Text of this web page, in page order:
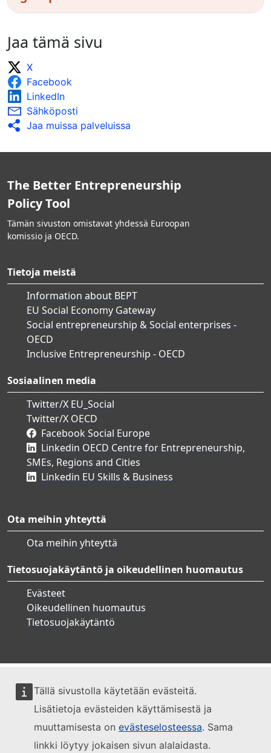
Tällä sivustolla käytetään evästeitä.
Lisätietoja evästeiden käyttämisestä ja
muuttamisesta on evästeselosteessa. Sama
linkki löytyy jokaisen sivun alalaidasta.
Jaa tämä sivu
X
Facebook
LinkedIn
Sähköposti
Jaa muissa palveluissa
The Better Entrepreneurship
Policy Tool
Tämän sivuston omistavat yhdessä Euroopan
komissio ja OECD.
Tietoja meistä
Information about BEPT
EU Social Economy Gateway
Social entrepreneurship & Social enterprises -
OECD
Inclusive Entrepreneurship - OECD
Sosiaalinen media
Twitter/X EU_Social
Twitter/X OECD
Facebook Social Europe
Linkedin OECD Centre for Entrepreneurship,
SMEs, Regions and Cities
Linkedin EU Skills & Business
Ota meihin yhteyttä
Ota meihin yhteyttä
Tietosuojakäytäntö ja oikeudellinen huomautus
Evästeet
Oikeudellinen huomautus
Tietosuojakäytäntö